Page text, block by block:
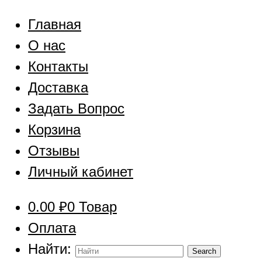
Главная
О нас
Контакты
Доставка
Задать Вопрос
Корзина
Отзывы
Личный кабинет
0.00 ₽0 Товар
Оплата
Найти: